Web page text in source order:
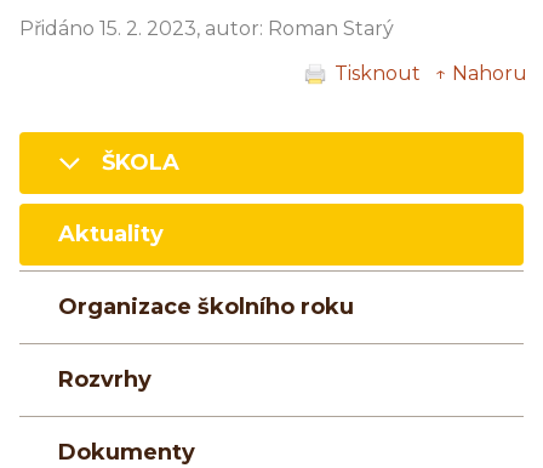
Přidáno 15. 2. 2023, autor: Roman Starý
Tisknout
↑ Nahoru
ŠKOLA
Aktuality
Organizace školního roku
Rozvrhy
Dokumenty